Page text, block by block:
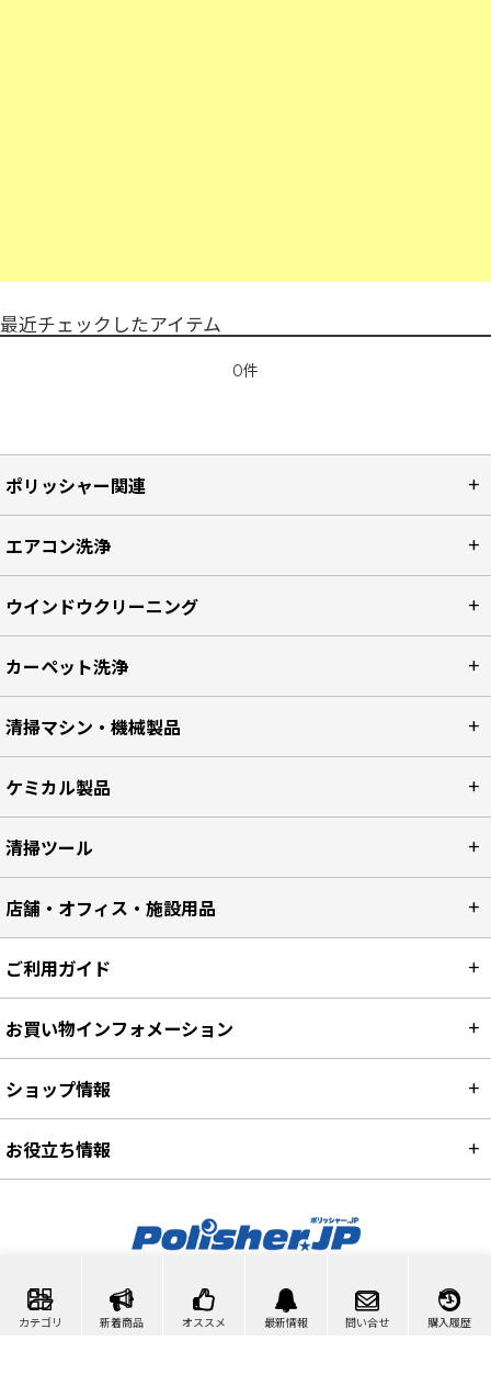
カテゴリ 新着商品 オススメ 最新情報 問い合せ 購入履歴
最近チェックしたアイテム
0件
ポリッシャー関連
エアコン洗浄
ウインドウクリーニング
カーペット洗浄
清掃マシン・機械製品
ケミカル製品
清掃ツール
店舗・オフィス・施設用品
カート マイページ 問い合わせ
ご利用ガイド
お買い物インフォメーション
ショップ情報
お役立ち情報